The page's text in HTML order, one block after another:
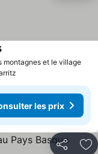
montagnes et le village
les prix
Partager